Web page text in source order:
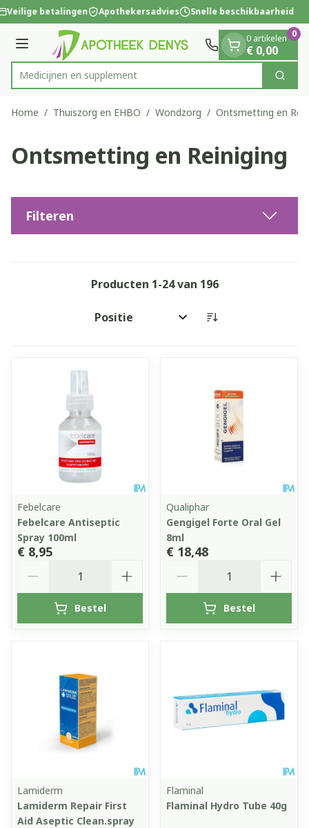
Ga naar de inhoud
1 van 1
Veilige betalingen Apothekersadvies Snelle beschikbaarheid
Menu
Product, merk, categorie...
Medic Zoek
0 artikelen
€ 0,00
0
Home / Thuiszorg en EHBO / Wondzorg / Ontsmetting en
Ontsmetting en Reiniging
Filteren
Producten 1-24van 196
Sorteer op:
Febelcare
Febelcare Antiseptic
Spray 100ml
€ 8,95
Bestel
Qualiphar
Gengigel Forte Oral Gel
8ml
€ 18,48
Bestel
Lamiderm
Lamiderm Repair First
Aid Aseptic Clean.spray
Flaminal
Flaminal Hydro Tube 40g